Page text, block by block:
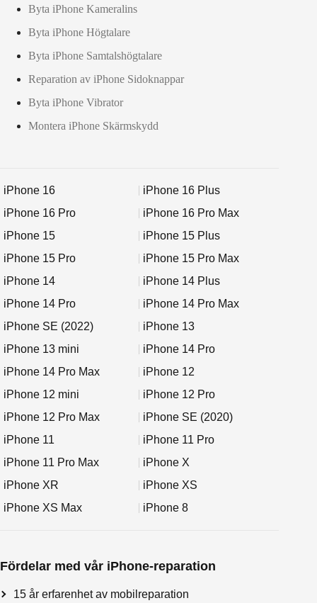
Byta iPhone Kameralins
Byta iPhone Högtalare
Byta iPhone Samtalshögtalare
Reparation av iPhone Sidoknappar
Byta iPhone Vibrator
Montera iPhone Skärmskydd
iPhone 16
iPhone 16 Plus
iPhone 16 Pro
iPhone 16 Pro Max
iPhone 15
iPhone 15 Plus
iPhone 15 Pro
iPhone 15 Pro Max
iPhone 14
iPhone 14 Plus
iPhone 14 Pro
iPhone 14 Pro Max
iPhone SE (2022)
iPhone 13
iPhone 13 mini
iPhone 14 Pro
iPhone 14 Pro Max
iPhone 12
iPhone 12 mini
iPhone 12 Pro
iPhone 12 Pro Max
iPhone SE (2020)
iPhone 11
iPhone 11 Pro
iPhone 11 Pro Max
iPhone X
iPhone XR
iPhone XS
iPhone XS Max
iPhone 8
Fördelar med vår iPhone-reparation
15 år erfarenhet av mobilreparation